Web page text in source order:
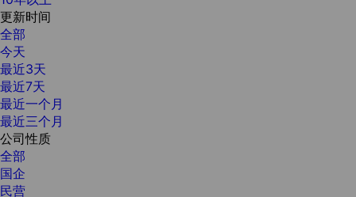
更新时间
全部
今天
最近3天
最近7天
最近一个月
最近三个月
公司性质
全部
国企
民营